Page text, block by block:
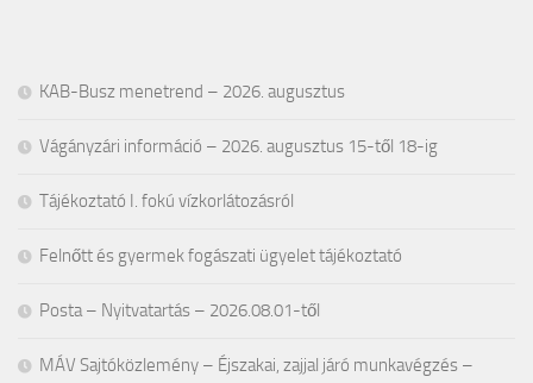
KAB-Busz menetrend – 2026. augusztus
Vágányzári információ – 2026. augusztus 15-től 18-ig
Tájékoztató I. fokú vízkorlátozásról
Felnőtt és gyermek fogászati ügyelet tájékoztató
Posta – Nyitvatartás – 2026.08.01-től
MÁV Sajtóközlemény – Éjszakai, zajjal járó munkavégzés –